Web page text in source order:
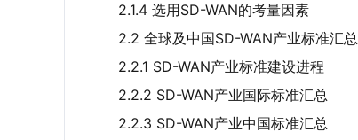
2.1.4 选用SD-WAN的考量因素
2.2 全球及中国SD-WAN产业标准汇总
2.2.1 SD-WAN产业标准建设进程
2.2.2 SD-WAN产业国际标准汇总
2.2.3 SD-WAN产业中国标准汇总